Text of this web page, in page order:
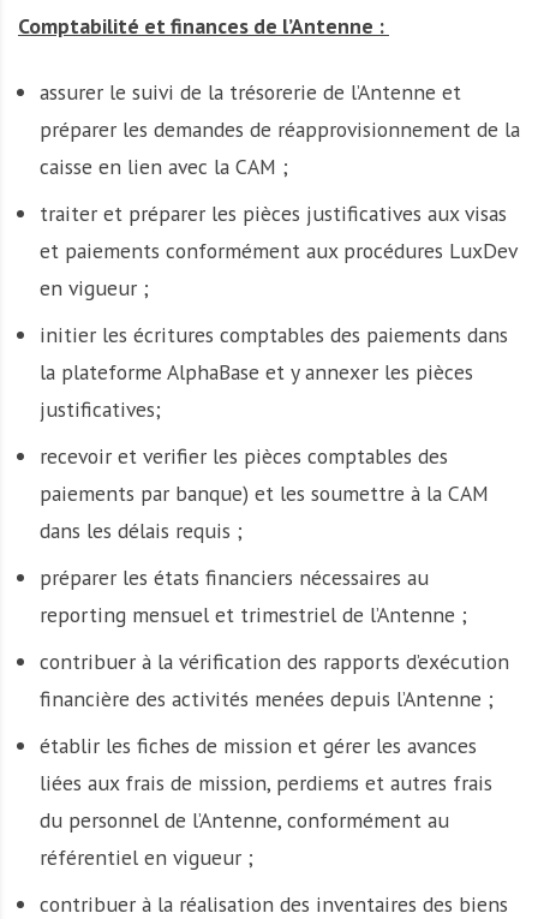
Comptabilité et finances de l’Antenne :
assurer le suivi de la trésorerie de l’Antenne et
préparer les demandes de réapprovisionnement de la
caisse en lien avec la CAM ;
traiter et préparer les pièces justificatives aux visas
et paiements conformément aux procédures LuxDev
en vigueur ;
initier les écritures comptables des paiements dans
la plateforme AlphaBase et y annexer les pièces
justificatives;
recevoir et verifier les pièces comptables des
paiements par banque) et les soumettre à la CAM
dans les délais requis ;
préparer les états financiers nécessaires au
reporting mensuel et trimestriel de l’Antenne ;
contribuer à la vérification des rapports d’exécution
financière des activités menées depuis l’Antenne ;
établir les fiches de mission et gérer les avances
liées aux frais de mission, perdiems et autres frais
du personnel de l’Antenne, conformément au
référentiel en vigueur ;
contribuer à la réalisation des inventaires des biens